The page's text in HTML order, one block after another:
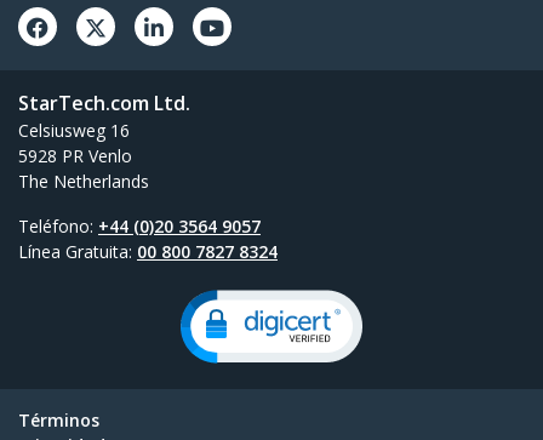
StarTech.com Ltd.
Celsiusweg 16
5928 PR Venlo
The Netherlands
Teléfono: +44 (0)20 3564 9057
Línea Gratuita: 00 800 7827 8324
Términos